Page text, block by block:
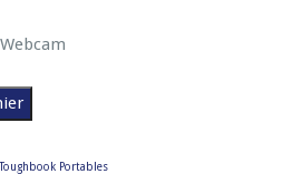
Portables